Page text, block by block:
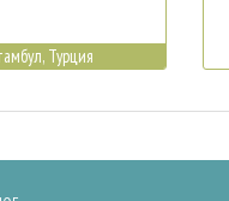
Турция